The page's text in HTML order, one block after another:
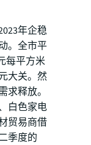
年企稳
。全市平
每平方米
大关。然
求释放。
白色家电
贸易商借
季度的